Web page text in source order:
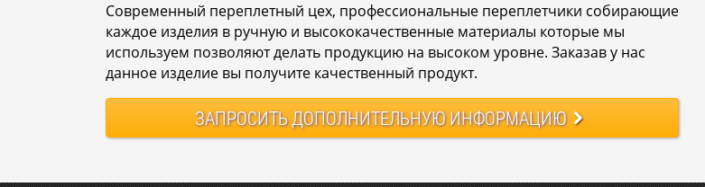
Современный переплетный цех, профессиональные переплетчики собирающие
каждое изделия в ручную и высококачественные материалы которые мы
используем позволяют делать продукцию на высоком уровне. Заказав у нас
данное изделие вы получите качественный продукт.
ЗАПРОСИТЬДОПОЛНИТЕЛЬНУЮИНФОРМАЦИЮ